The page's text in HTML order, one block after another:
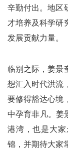
辛勤付出。地区
才培养及科学研
发展贡献力量。
临别之际，姜景
想汇入时代洪流
要修得豁达心境
中孕育非凡。姜
港湾，也是大
锦，并期待大家